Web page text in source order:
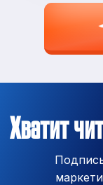
Хватит